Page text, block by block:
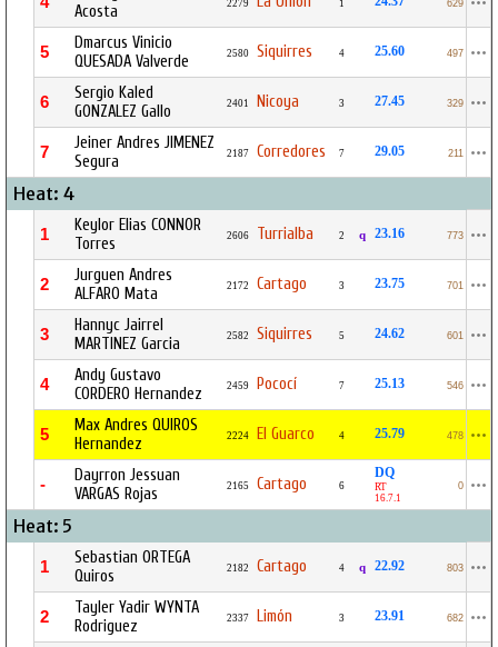
Acosta
2279 1 629
5
Dmarcus Vinicio
QUESADA Valverde
2580 Siquirres 4 25.60 497
6
Sergio Kaled
GONZALEZ Gallo
2401 Nicoya 3 27.45 329
7
Jeiner Andres JIMENEZ
Segura
2187 Corredores 7 29.05 211
Heat: 4
1
Keylor Elias CONNOR
Torres
2606 Turrialba 2 q 23.16 773
2
Jurguen Andres
ALFARO Mata
2172 Cartago 3 23.75 701
3
Hannyc Jairrel
MARTINEZ Garcia
2582 Siquirres 5 24.62 601
4
Andy Gustavo
CORDERO Hernandez
2459 Pococí 7 25.13 546
5
Max Andres QUIROS
Hernandez
2224 El Guarco 4 25.79 478
-
Dayrron Jessuan
VARGAS Rojas
2165 Cartago 6
DQ
RT
16.7.1
0
Heat: 5
1
Sebastian ORTEGA
Quiros
2182 Cartago 4 q 22.92 803
2
Tayler Yadir WYNTA
Rodriguez
2337 Limón 3 23.91 682